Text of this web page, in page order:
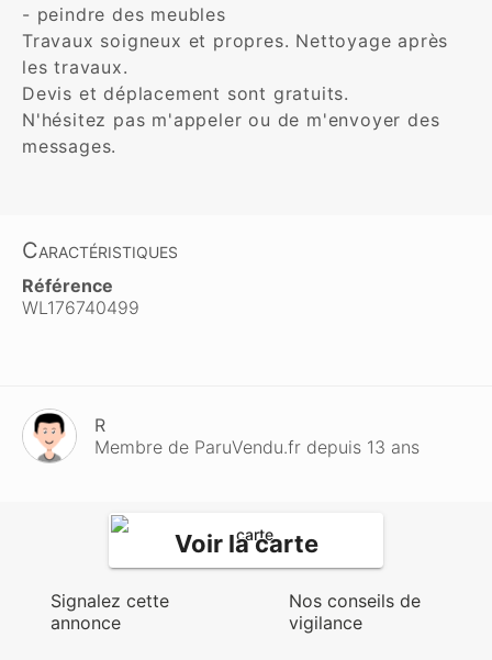
- peindre des meubles
Travaux soigneux et propres. Nettoyage après
les travaux.
Devis et déplacement sont gratuits.
N'hésitez pas m'appeler ou de m'envoyer des
messages.
Caractéristiques
Référence
WL176740499
R
Membre de ParuVendu.fr depuis 13 ans
Voir la carte
Signalez cette
annonce
Nos conseils de
vigilance